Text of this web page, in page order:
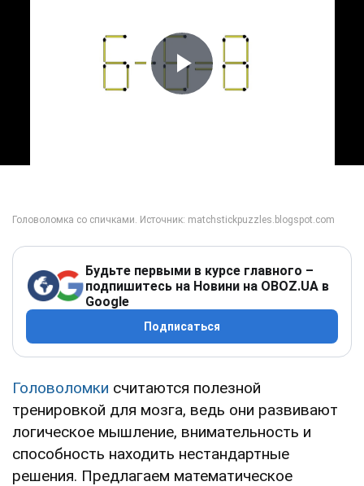
Play Video
Будьте первыми в курсе главного –
подпишитесь на Новини на OBOZ.UA в
Google
Подписаться
Головоломки считаются полезной
тренировкой для мозга, ведь они развивают
логическое мышление, внимательность и
способность находить нестандартные
решения. Предлагаем математическое